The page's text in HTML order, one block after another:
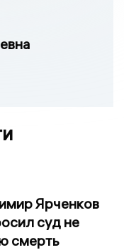
Ярченков
суд не
смерть